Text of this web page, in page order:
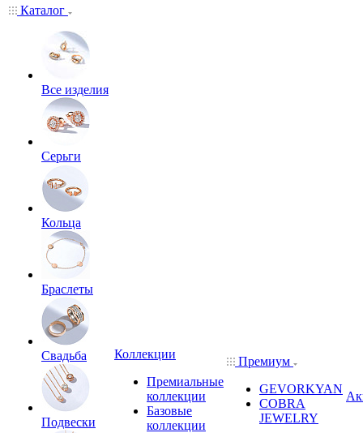
Каталог
Все изделия
Серьги
Кольца
Браслеты
Свадьба
Подвески
Коллекции
Премиальные
коллекции
Базовые
коллекции
Премиум
GEVORKYAN
COBRA
JEWELRY